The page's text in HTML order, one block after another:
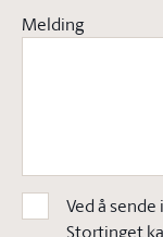
Melding
Ved å
Stortinget